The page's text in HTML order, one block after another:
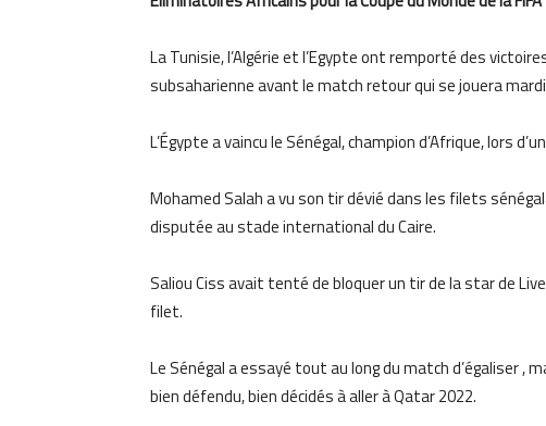
La Tunisie, l’Algérie et l’Egypte ont remporté des
subsaharienne avant le match retour qui se jouera
L’Égypte a vaincu le Sénégal, champion d’Afrique, lors
Mohamed Salah a vu son tir dévié dans les filets
disputée au stade international du Caire.
Saliou Ciss avait tenté de bloquer un tir de la star de
filet.
Le Sénégal a essayé tout au long du match d’égaliser ,
bien défendu, bien décidés à aller à Qatar 2022.